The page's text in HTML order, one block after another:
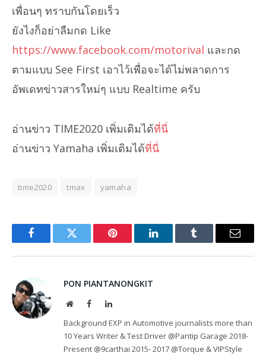
เพื่อนๆ ทราบกันโดยเร็ว
ยังไงก็อย่าลืมกด Like
https://www.facebook.com/motorival และกด
ตามแบบ See First เอาไว้เพื่อจะได้ไม่พลาดการ
อัพเดทข่าวสารใหม่ๆ แบบ Realtime ครับ
อ่านข่าว TIME2020 เพิ่มเติมได้ที่นี่
อ่านข่าว Yamaha เพิ่มเติมได้ที่นี่
time2020 tmax yamaha
FacebookTwitter Pinterest LinkedInTumblr Email
PON PIANTANONGKIT
WebsiteFacebookLinkedIn
Background EXP in Automotive journalists more than
10 Years Writer & Test Driver @Pantip Garage 2018-
Present @9carthai 2015- 2017 @Torque & VIPStyle